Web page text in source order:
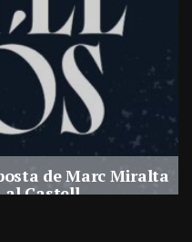
de Marc Miralta
al Castell